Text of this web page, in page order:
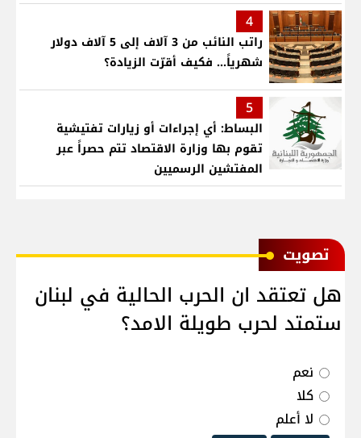
4
راتب النائب من 3 آلاف إلى 5 آلاف دولار
شهرياً... فكيف أقرّت الزيادة؟
5
البساط: أي إجراءات أو زيارات تفتيشية
تقوم بها وزارة الاقتصاد تتم حصراً عبر
المفتشين الرسميين
ﺗﺼﻮﻳﺖ
هل تعتقد ان الحرب الحالية في لبنان
ستمتد لحرب طويلة الامد؟
نعم
كلا
لا أعلم